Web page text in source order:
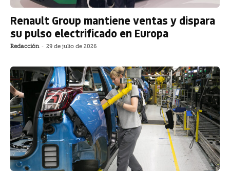
Renault Group mantiene ventas y dispara
su pulso electrificado en Europa
Redacción - 29 de julio de 2026